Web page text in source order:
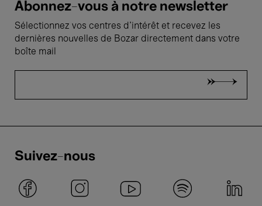
Abonnez-vous à notre newsletter
Sélectionnez vos centres d'intérêt et recevez les
dernières nouvelles de Bozar directement dans votre
boîte mail
Suivez-nous